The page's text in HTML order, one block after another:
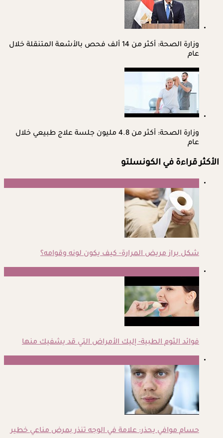
وزارة الصحة: أكثر من 14 ألف فحص بالأشعة المتنقلة خلال
عام
وزارة الصحة: أكثر من 4.8 مليون جلسة علاج طبيعي خلال
عام
الأكثر قراءة في الكونسلتو
شكل براز مريض المرارة- كيف يكون لونه وقوامه؟
فوائد الثوم الطبية- إليك الأمراض التي قد يشفيك منها
حسام موافي يحذر: علامة في الوجه تنذر بمرض مناعي خطير